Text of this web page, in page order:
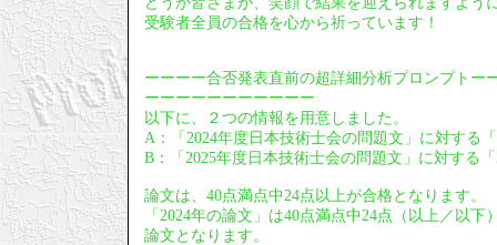
受験者全員の合格を心から祈っています！
ーーーー合否発表直前の超詳細分析プロンプト
ーーーーーーーーーーー
以下に、２つの情報を用意しました。
A：「2024年度日本技術士会の問題文」に対する
B：「2025年度日本技術士会の問題文」に対する
論文は、40点満点中24点以上が合格となります。
「2024年の論文」は40点満点中24点（以上／以
論文となります。